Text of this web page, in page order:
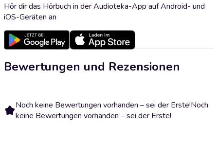
Hör dir das Hörbuch in der Audioteka-App auf Android- und
iOS-Geräten an
Bewertungen und Rezensionen
Noch keine Bewertungen vorhanden – sei der Erste!Noch
keine Bewertungen vorhanden – sei der Erste!